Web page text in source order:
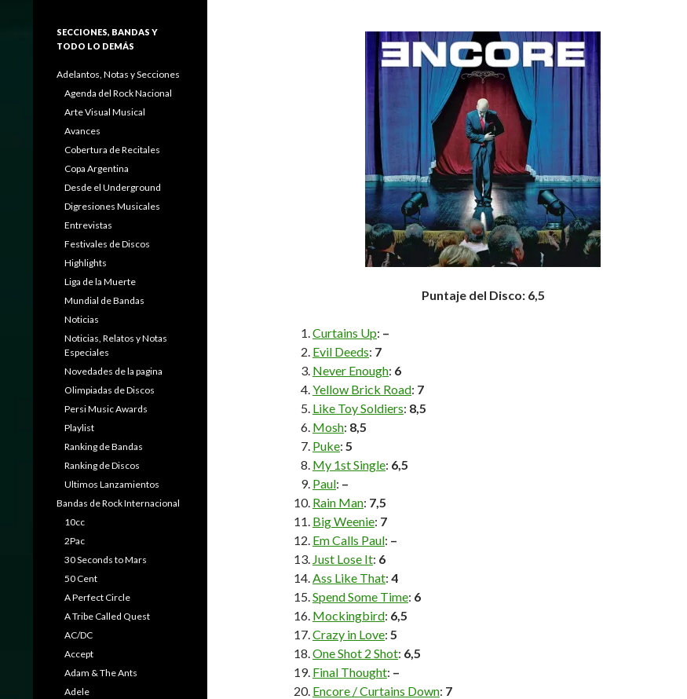
Puntaje del Disco: 6,5
Curtains Up: –
Evil Deeds: 7
Never Enough: 6
Yellow Brick Road: 7
Like Toy Soldiers: 8,5
Mosh: 8,5
Puke: 5
My 1st Single: 6,5
Paul: –
Rain Man: 7,5
Big Weenie: 7
Em Calls Paul: –
Just Lose It: 6
Ass Like That: 4
Spend Some Time: 6
Mockingbird: 6,5
Crazy in Love: 5
One Shot 2 Shot: 6,5
Final Thought: –
Encore / Curtains Down: 7
SECCIONES, BANDAS Y
TODO LO DEMÁS
Adelantos, Notas y Secciones
Agenda del Rock Nacional
Arte Visual Musical
Avances
Cobertura de Recitales
Copa Argentina
Desde el Underground
Digresiones Musicales
Entrevistas
Festivales de Discos
Highlights
Liga de la Muerte
Mundial de Bandas
Noticias
Noticias, Relatos y Notas
Especiales
Novedades de la pagina
Olimpiadas de Discos
Persi Music Awards
Playlist
Ranking de Bandas
Ranking de Discos
Ultimos Lanzamientos
Bandas de Rock Internacional
10cc
2Pac
30 Seconds to Mars
50 Cent
A Perfect Circle
A Tribe Called Quest
AC/DC
Accept
Adam & The Ants
Adele